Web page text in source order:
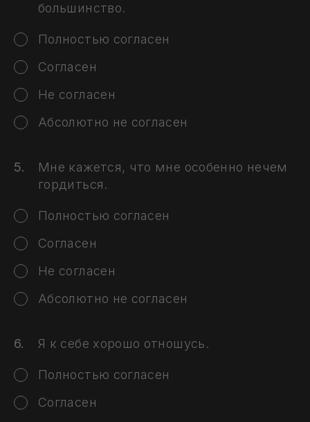
большинство.
Полностью согласен
Согласен
Не согласен
Абсолютно не согласен
Мне кажется, что мне особенно нечем
гордиться.
Полностью согласен
Согласен
Не согласен
Абсолютно не согласен
Я к себе хорошо отношусь.
Полностью согласен
Согласен